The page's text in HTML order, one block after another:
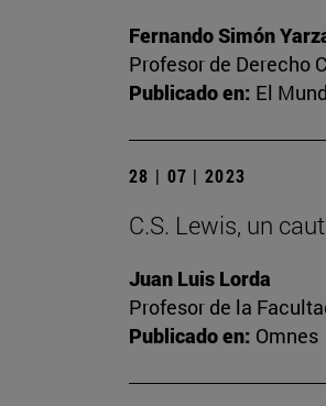
Fernando Simón
Profesor de Derecho
Publicado en: El
28 | 07 | 2023
C.S. Lewis, un
Juan Luis Lorda
Profesor de la
Publicado en: Omnes